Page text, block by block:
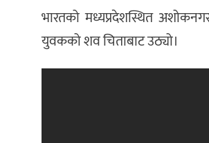
भारतको मध्यप्रदेशस्थित
युवकको शव चिताबाट उठ्यो।